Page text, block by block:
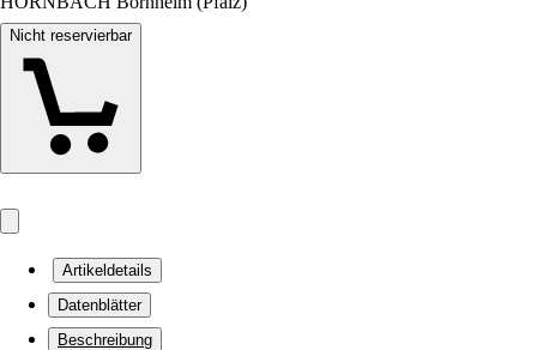
Nicht reservierbar
Artikeldetails
Datenblätter
Beschreibung